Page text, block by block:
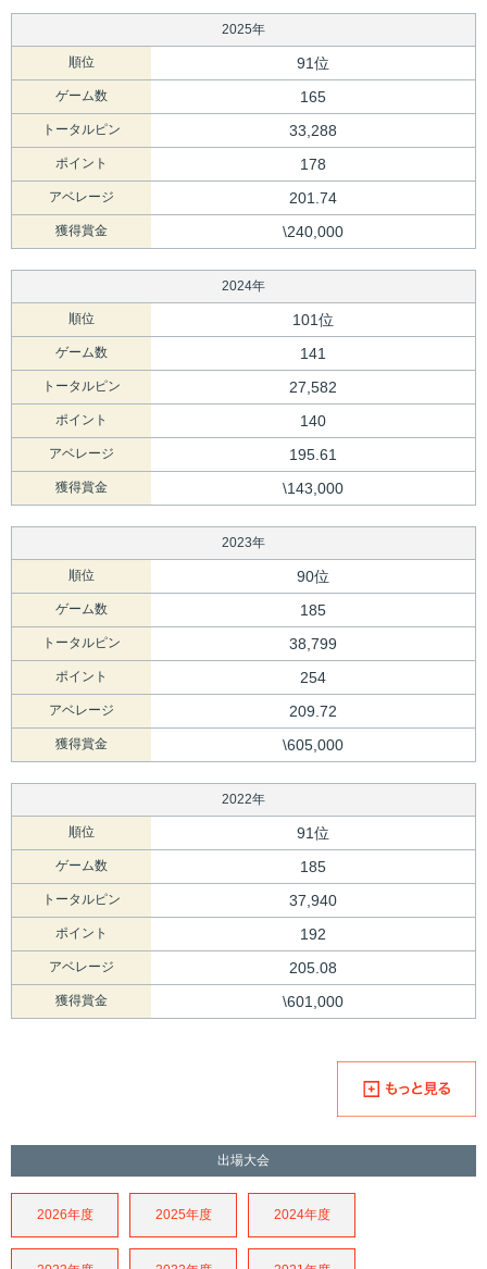
2025年
順位 91位
ゲーム数 165
トータルピン 33,288
ポイント 178
アベレージ 201.74
獲得賞金 \240,000
2024年
順位 101位
ゲーム数 141
トータルピン 27,582
ポイント 140
アベレージ 195.61
獲得賞金 \143,000
2023年
順位 90位
ゲーム数 185
トータルピン 38,799
ポイント 254
アベレージ 209.72
獲得賞金 \605,000
2022年
順位 91位
ゲーム数 185
トータルピン 37,940
ポイント 192
アベレージ 205.08
獲得賞金 \601,000
出場大会
2026年度 2025年度 2024年度